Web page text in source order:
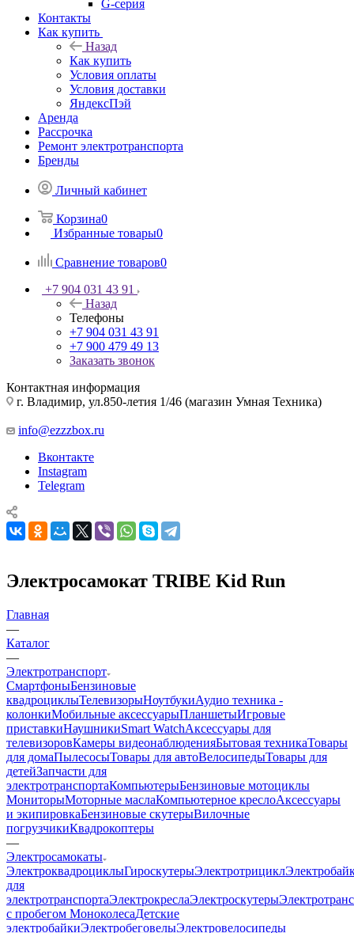
G-серия
Контакты
Как купить
Назад
Как купить
Условия оплаты
Условия доставки
ЯндексПэй
Аренда
Рассрочка
Ремонт электротранспорта
Бренды
Личный кабинет
Корзина0
Избранные товары0
Сравнение товаров0
+7 904 031 43 91
Назад
Телефоны
+7 904 031 43 91
+7 900 479 49 13
Заказать звонок
Контактная информация
г. Владимир, ул.850-летия 1/46 (магазин Умная Техника)
info@ezzzbox.ru
Вконтакте
Instagram
Telegram
Электросамокат TRIBE Kid Run
Главная
—
Каталог
—
Электротранспорт
СмартфоныБензиновые
квадроциклыТелевизорыНоутбукиАудио техника -
колонкиМобильные аксессуарыПланшетыИгровые
приставкиНаушникиSmart WatchАксессуары для
телевизоровКамеры видеонаблюденияБытовая техникаТовары
для домаПылесосыТовары для автоВелосипедыТовары для
детейЗапчасти для
электротранспортаКомпьютерыБензиновые мотоциклы
МониторыМоторные маслаКомпьютерное креслоАксессуары
и экипировкаБензиновые скутерыВилочные
погрузчикиКвадрокоптеры
—
Электросамокаты
ЭлектроквадроциклыГироскутерыЭлектротрицикл
для
электротранспортаЭлектрокреслаЭлектроскутеры
с пробегом МоноколесаДетские
электробайкиЭлектробеговелыЭлектровелосипеды